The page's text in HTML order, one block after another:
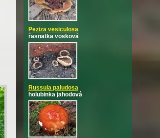
Peziza vesiculosa
řasnatka vosková
Russula paludosa
holubinka jahodová